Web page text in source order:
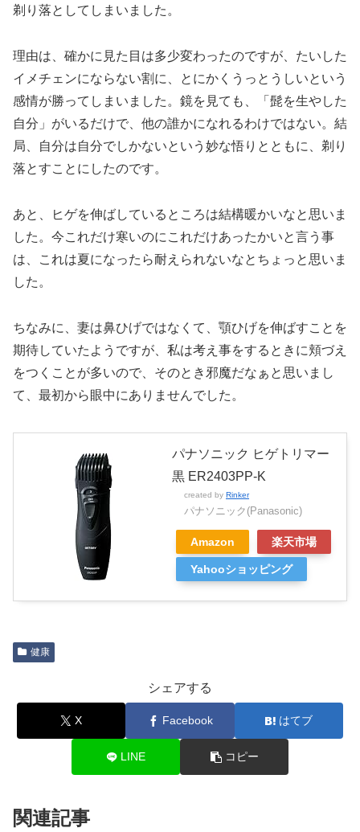
剃り落としてしまいました。
理由は、確かに見た目は多少変わったのですが、たいした
イメチェンにならない割に、とにかくうっとうしいという
感情が勝ってしまいました。鏡を見ても、「髭を生やした
自分」がいるだけで、他の誰かになれるわけではない。結
局、自分は自分でしかないという妙な悟りとともに、剃り
落とすことにしたのです。
あと、ヒゲを伸ばしているところは結構暖かいなと思いま
した。今これだけ寒いのにこれだけあったかいと言う事
は、これは夏になったら耐えられないなとちょっと思いま
した。
ちなみに、妻は鼻ひげではなくて、顎ひげを伸ばすことを
期待していたようですが、私は考え事をするときに頬づえ
をつくことが多いので、そのとき邪魔だなぁと思いまし
て、最初から眼中にありませんでした。
パナソニック ヒゲトリマー
黒 ER2403PP-K
created by Rinker
パナソニック(Panasonic)
Amazon 楽天市場
Yahooショッピング
健康
シェアする
X Facebook はてブ
LINE コピー
関連記事